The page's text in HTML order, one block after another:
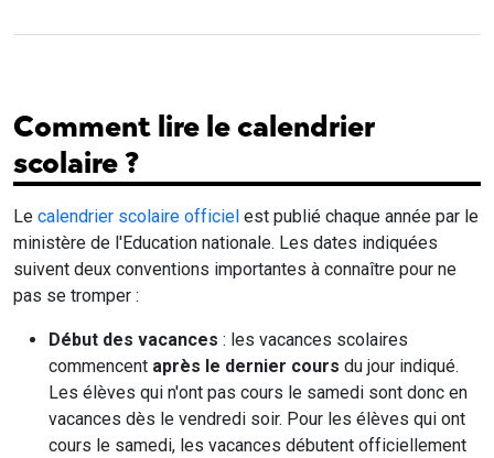
Comment lire le calendrier
scolaire ?
Le calendrier scolaire officiel est publié chaque année par le
ministère de l'Education nationale. Les dates indiquées
suivent deux conventions importantes à connaître pour ne
pas se tromper :
Début des vacances : les vacances scolaires
commencent après le dernier cours du jour indiqué.
Les élèves qui n'ont pas cours le samedi sont donc en
vacances dès le vendredi soir. Pour les élèves qui ont
cours le samedi, les vacances débutent officiellement